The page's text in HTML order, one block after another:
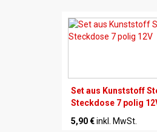
Set aus Kunststoff
Steckdose 7 polig
5,90 €inkl. MwSt.